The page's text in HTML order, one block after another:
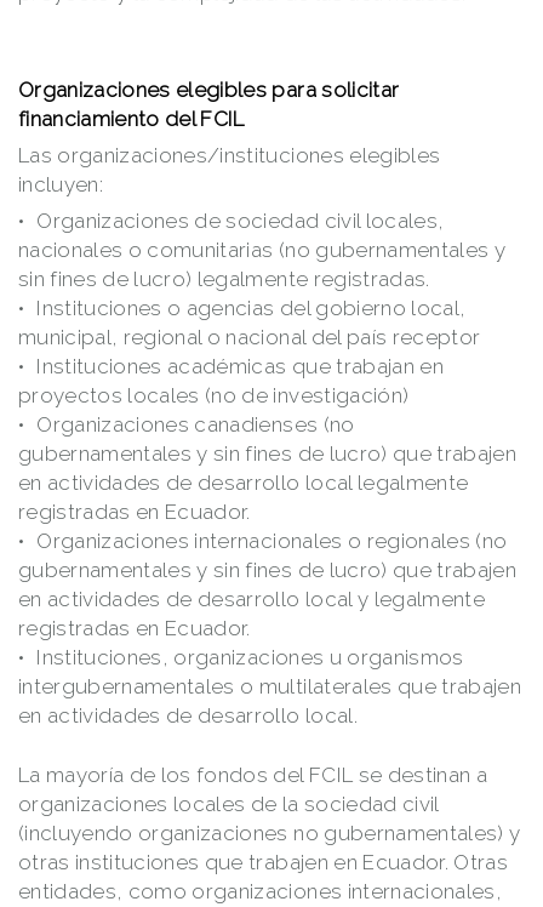
Organizaciones elegibles para solicitar
financiamiento del FCIL
Las organizaciones/instituciones elegibles
incluyen:
Organizaciones de sociedad civil locales,
nacionales o comunitarias (no gubernamentales y
sin fines de lucro) legalmente registradas.
Instituciones o agencias del gobierno local,
municipal, regional o nacional del país receptor
Instituciones académicas que trabajan en
proyectos locales (no de investigación)
Organizaciones canadienses (no
gubernamentales y sin fines de lucro) que trabajen
en actividades de desarrollo local legalmente
registradas en Ecuador.
Organizaciones internacionales o regionales (no
gubernamentales y sin fines de lucro) que trabajen
en actividades de desarrollo local y legalmente
registradas en Ecuador.
Instituciones, organizaciones u organismos
intergubernamentales o multilaterales que trabajen
en actividades de desarrollo local.
La mayoría de los fondos del FCIL se destinan a
organizaciones locales de la sociedad civil
(incluyendo organizaciones no gubernamentales) y
otras instituciones que trabajen en Ecuador. Otras
entidades, como organizaciones internacionales,